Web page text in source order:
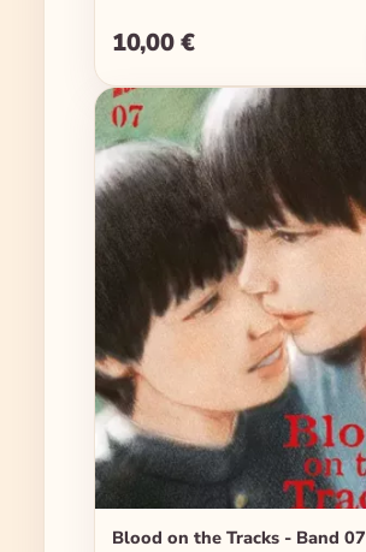
Regulärer Preis:
10,00 €
Blood on the Tracks - Band 07